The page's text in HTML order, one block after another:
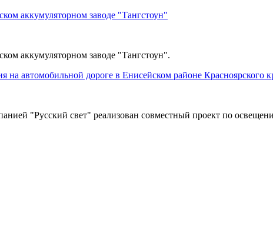
аккумуляторном заводе "Тангстоун"
аккумуляторном заводе "Тангстоун".
на автомобильной дороге в Енисейском районе Красноярского
"Русский свет" реализован совместный проект по